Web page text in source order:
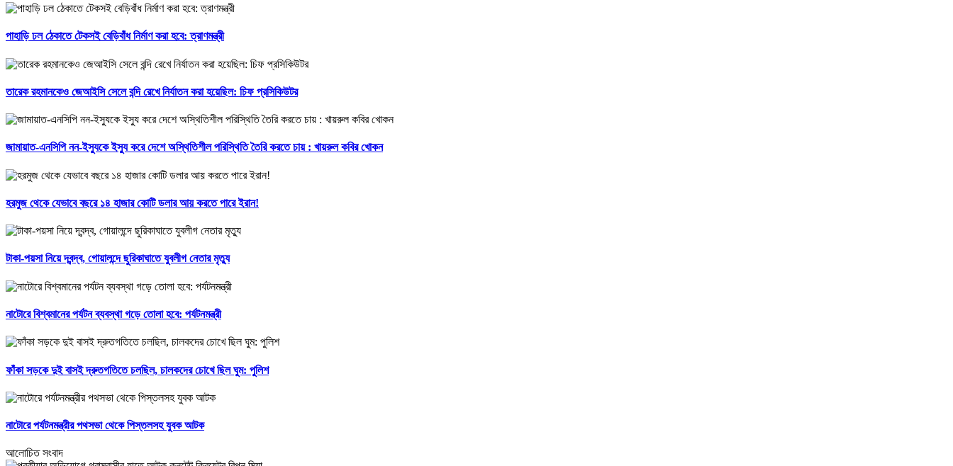
পাহাড়ি ঢল ঠেকাতে টেকসই বেড়িবাঁধ নির্মাণ করা হবে: ত্রাণমন্ত্রী
তারেক রহমানকেও জেআইসি সেলে বন্দি রেখে নির্যাতন করা হয়েছিল: চিফ প্রসিকিউটর
জামায়াত-এনসিপি নন-ইস্যুকে ইস্যু করে দেশে অস্থিতিশীল পরিস্থিতি তৈরি করতে চায় : খায়রুল কবির খোকন
হরমুজ থেকে যেভাবে বছরে ১৪ হাজার কোটি ডলার আয় করতে পারে ইরান!
টাকা-পয়সা নিয়ে দ্বন্দ্ব, গোয়ালন্দে ছুরিকাঘাতে যুবলীগ নেতার মৃত্যু
নাটোরে বিশ্বমানের পর্যটন ব্যবস্থা গড়ে তোলা হবে: পর্যটনমন্ত্রী
ফাঁকা সড়কে দুই বাসই দ্রুতগতিতে চলছিল, চালকদের চোখে ছিল ঘুম: পুলিশ
নাটোরে পর্যটনমন্ত্রীর পথসভা থেকে পিস্তলসহ যুবক আটক
আলোচিত সংবাদ